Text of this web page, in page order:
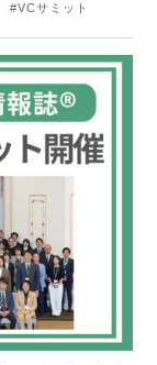
VCサミット